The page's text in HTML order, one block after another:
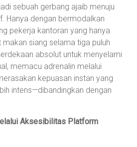
sebuah gerbang ajaib menuju
Hanya dengan bermodalkan
pekerja kantoran yang hanya
siang selama tiga puluh
absolut untuk menyelami
memacu adrenalin melalui
kepuasan instan yang
intens—dibandingkan dengan
Aksesibilitas Platform